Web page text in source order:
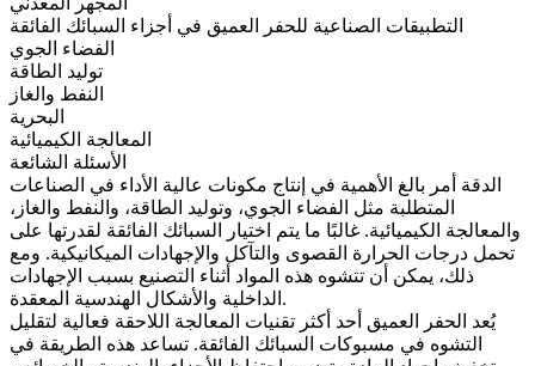
التطبيقات الصناعية للحفر العميق في أجزاء السبائك الفائقة
الفضاء الجوي
توليد الطاقة
النفط والغاز
البحرية
المعالجة الكيميائية
الأسئلة الشائعة
الدقة أمر بالغ الأهمية في إنتاج مكونات عالية الأداء في الصناعات
المتطلبة مثل الفضاء الجوي، وتوليد الطاقة، و النفط والغاز ،
و المعالجة الكيميائية. غالبًا ما يتم اختيار السبائك الفائقة لقدرتها على
تحمل درجات الحرارة القصوى والتآكل والإجهادات الميكانيكية. ومع
ذلك، يمكن أن تتشوه هذه المواد أثناء التصنيع بسبب الإجهادات
الداخلية والأشكال الهندسية المعقدة.
يُعد الحفر العميق أحد أكثر تقنيات المعالجة اللاحقة فعالية لتقليل
التشوه في مسبوكات السبائك الفائقة. تساعد هذه الطريقة في